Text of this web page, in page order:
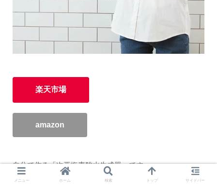
楽天市場
amazon
自分で作る「次亜塩素酸水生成器」です。
メニュー ホーム 検索 トップ サイドバー